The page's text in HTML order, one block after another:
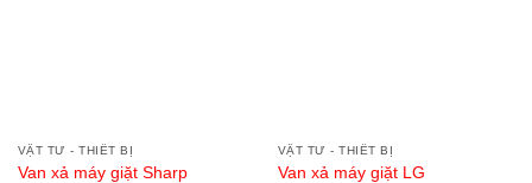
VẬT TƯ - THIẾT BỊ
Van xả máy giặt Sharp
VẬT TƯ - THIẾT BỊ
Van xả máy giặt LG